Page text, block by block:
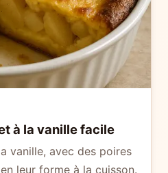
à la vanille facile
vanille, avec des poires
leur forme à la cuisson.